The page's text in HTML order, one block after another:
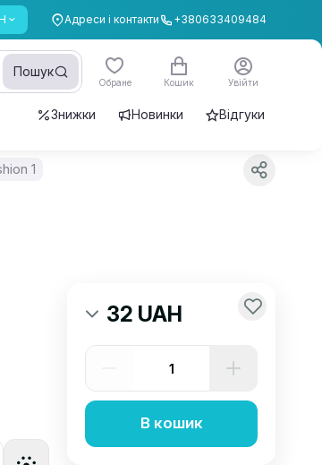
Адреси і контакти +380633409484
Пошук
Обране Кошик Увійти
Знижки Новинки Відгуки
1
32 UAH
В кошик